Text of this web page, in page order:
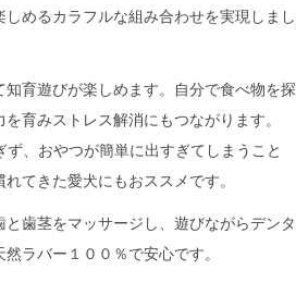
めるカラフルな組み合わせを実現しまし
育遊びが楽しめます。自分で食べ物を探
育みストレス解消にもつながります。
、おやつが簡単に出すぎてしまうこと
てきた愛犬にもおススメです。
歯茎をマッサージし、遊びながらデンタ
ラバー１００％で安心です。